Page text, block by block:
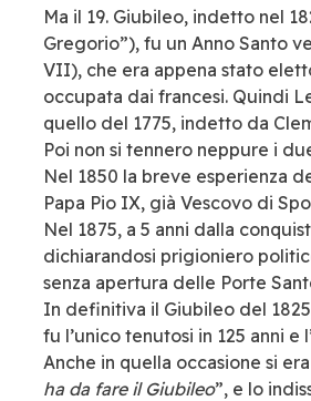
Ma il 19. Giubileo, indetto nel
Gregorio”), fu un Anno Santo
VII), che era appena stato
occupata dai francesi. Quindi
quello del 1775, indetto da
Poi non si tennero neppure i
Nel 1850 la breve esperienza
Papa Pio IX, già Vescovo di
Nel 1875, a 5 anni dalla
dichiarandosi prigioniero
senza apertura delle Porte
In definitiva il Giubileo del
fu l’unico tenutosi in 125 anni e
Anche in quella occasione si
ha da fare il Giubileo”, e lo